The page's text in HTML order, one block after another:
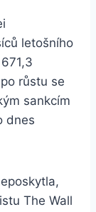
letošního
růstu se
sankcím
dnes
The Wall